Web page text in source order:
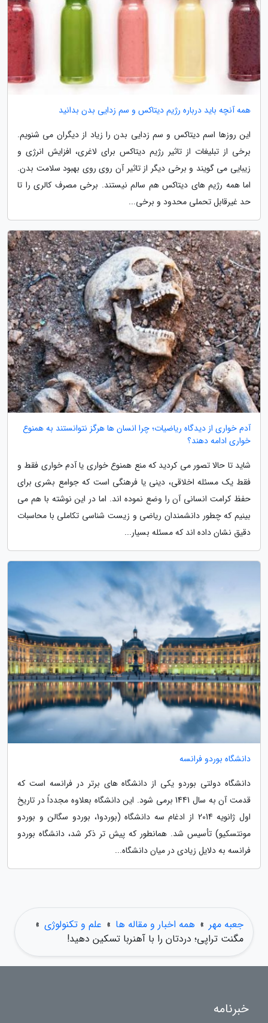
همه آنچه باید درباره رژیم دیتاکس و سم زدایی بدن بدانید
این روزها اسم دیتاکس و سم زدایی بدن را زیاد از دیگران می شنویم.
برخی از تبلیغات از تاثیر رژیم دیتاکس برای لاغری، افزایش انرژی و
زیبایی می گویند و برخی دیگر از تاثیر آن روی روی بهبود سلامت بدن.
اما همه رژیم های دیتاکس هم سالم نیستند. برخی مصرف کالری را تا
حد غیرقابل تحملی محدود و برخی...
آدم خواری از دیدگاه ریاضیات؛ چرا انسان ها هرگز نتوانستند به همنوع
خواری ادامه دهند؟
شاید تا حالا تصور می کردید که منع همنوع خواری یا آدم خواری فقط و
فقط یک مسئله اخلاقی، دینی یا فرهنگی است که جوامع بشری برای
حفظ کرامت انسانی آن را وضع نموده اند. اما در این نوشته با هم می
بینیم که چطور دانشمندان ریاضی و زیست شناسی تکاملی با محاسبات
دقیق نشان داده اند که مسئله بسیار...
دانشگاه بوردو فرانسه
دانشگاه دولتی بوردو یکی از دانشگاه های برتر در فرانسه است که
قدمت آن به سال 1441 برمی شود. این دانشگاه بعلاوه مجدداً در تاریخ
اول ژانویه 2014 از ادغام سه دانشگاه (بوردو1، بوردو سگالن و بوردو
مونتسکیو) تأسیس شد. همانطور که پیش تر ذکر شد، دانشگاه بوردو
فرانسه به دلایل زیادی در میان دانشگاه...
جعبه مهر » همه اخبار و مقاله ها » علم و تکنولوژی »
مگنت تراپی؛ دردتان را با آهنربا تسکین دهید!
خبرنامه